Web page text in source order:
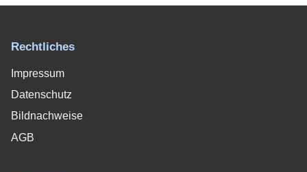
Rechtliches
Impressum
Datenschutz
Bildnachweise
AGB